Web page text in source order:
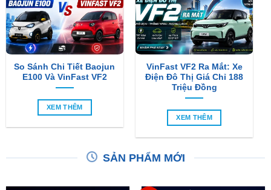
So Sánh Chi Tiết Baojun
E100 Và VinFast VF2
XEM THÊM
VinFast VF2 Ra Mắt: Xe
Điện Đô Thị Giá Chỉ 188
Triệu Đồng
XEM THÊM
SẢN PHẨM MỚI